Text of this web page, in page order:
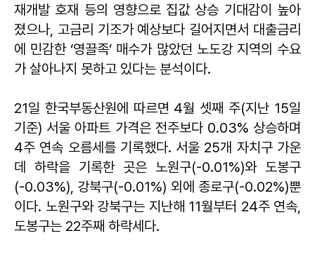
재개발 호재 등의 영향으로 집값 상승 기대감이 높아
졌으나, 고금리 기조가 예상보다 길어지면서 대출금리
에 민감한 ‘영끌족’ 매수가 많았던 노도강 지역의 수요
가 살아나지 못하고 있다는 분석이다.
21일 한국부동산원에 따르면 4월 셋째 주(지난 15일
기준) 서울 아파트 가격은 전주보다 0.03% 상승하며
4주 연속 오름세를 기록했다. 서울 25개 자치구 가운
데 하락을 기록한 곳은 노원구(-0.01%)와 도봉구
(-0.03%), 강북구(-0.01%) 외에 종로구(-0.02%)뿐
이다. 노원구와 강북구는 지난해 11월부터 24주 연속,
도봉구는 22주째 하락세다.